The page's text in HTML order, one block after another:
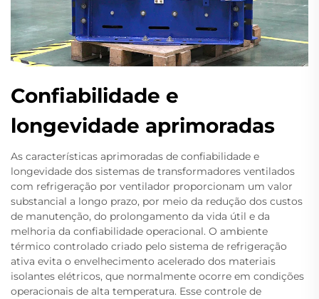
Confiabilidade e
longevidade aprimoradas
As características aprimoradas de confiabilidade e
longevidade dos sistemas de transformadores ventilados
com refrigeração por ventilador proporcionam um valor
substancial a longo prazo, por meio da redução dos custos
de manutenção, do prolongamento da vida útil e da
melhoria da confiabilidade operacional. O ambiente
térmico controlado criado pelo sistema de refrigeração
ativa evita o envelhecimento acelerado dos materiais
isolantes elétricos, que normalmente ocorre em condições
operacionais de alta temperatura. Esse controle de